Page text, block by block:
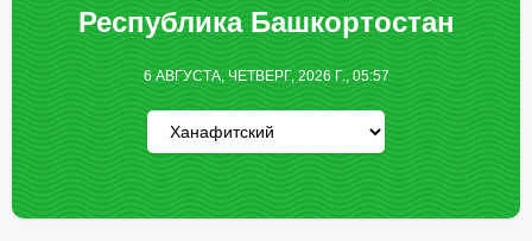
Республика Башкортостан
6 АВГУСТА, ЧЕТВЕРГ, 2026 Г., 05:57